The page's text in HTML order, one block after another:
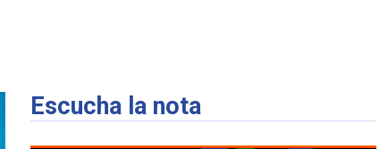
Escucha la nota